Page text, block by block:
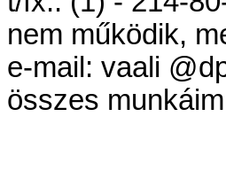
nem működik,
e-mail: vaali
összes